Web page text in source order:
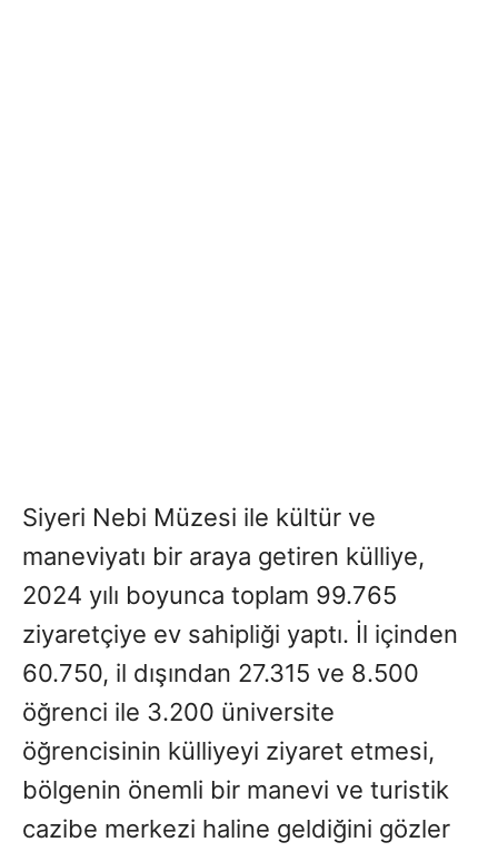
Siyeri Nebi Müzesi ile kültür ve
maneviyatı bir araya getiren külliye,
2024 yılı boyunca toplam 99.765
ziyaretçiye ev sahipliği yaptı. İl içinden
60.750, il dışından 27.315 ve 8.500
öğrenci ile 3.200 üniversite
öğrencisinin külliyeyi ziyaret etmesi,
bölgenin önemli bir manevi ve turistik
cazibe merkezi haline geldiğini gözler